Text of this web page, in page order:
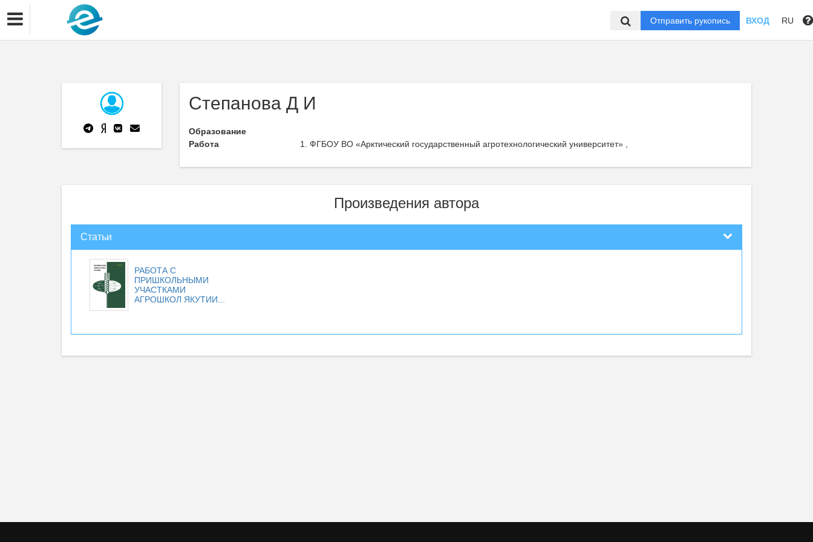
Отправить рукопись ВХОД RU
Степанова Д И
Образование
Работа
ФГБОУ ВО «Арктический государственный агротехнологический университет» ,
Произведения автора
Статьи
РАБОТА С
ПРИШКОЛЬНЫМИ
УЧАСТКАМИ
АГРОШКОЛ ЯКУТИИ...